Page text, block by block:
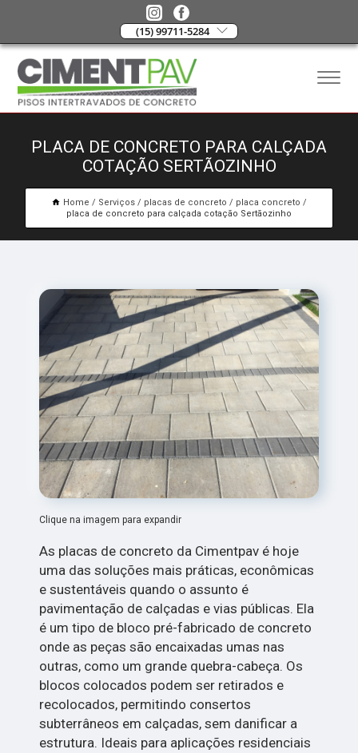
(15) 99711-5284
PLACA DE CONCRETO PARA CALÇADA
COTAÇÃO SERTÃOZINHO
Home Serviços placas de concreto
placa concreto
placa de concreto para calçada cotação Sertãozinho
Clique na imagem para expandir
As placas de concreto da Cimentpav é hoje
uma das soluções mais práticas, econômicas
e sustentáveis quando o assunto é
pavimentação de calçadas e vias públicas. Ela
é um tipo de bloco pré-fabricado de concreto
onde as peças são encaixadas umas nas
outras, como um grande quebra-cabeça. Os
blocos colocados podem ser retirados e
recolocados, permitindo consertos
subterrâneos em calçadas, sem danificar a
estrutura. Ideais para aplicações residenciais